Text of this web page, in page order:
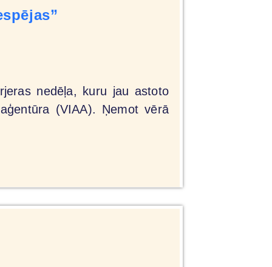
nedēļa, kuru jau astoto
(VIAA). Ņemot vērā